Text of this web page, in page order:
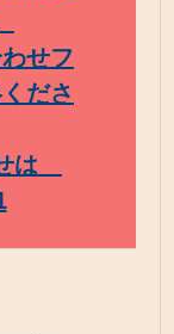
せフ
ださ
は